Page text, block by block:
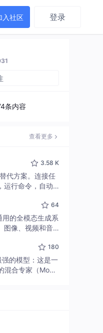
入社区 登录
条内容
查看更多
3.58 K
代方案。连接任
运行命令，自动
source alternativ
any LLM,
and verify
64
的全模态生成系
图像、视频和音
、时长可达 15
的视频。得益于
，H3 在预训练
180
的模型：这是一
混合专家（Mo